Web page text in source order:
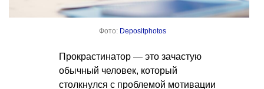
Фото: Depositphotos
Прокрастинатор — это зачастую
обычный человек, который
столкнулся с проблемой мотивации